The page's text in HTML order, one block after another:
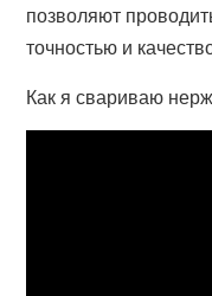
позволяют
точностью и
Как я свариваю